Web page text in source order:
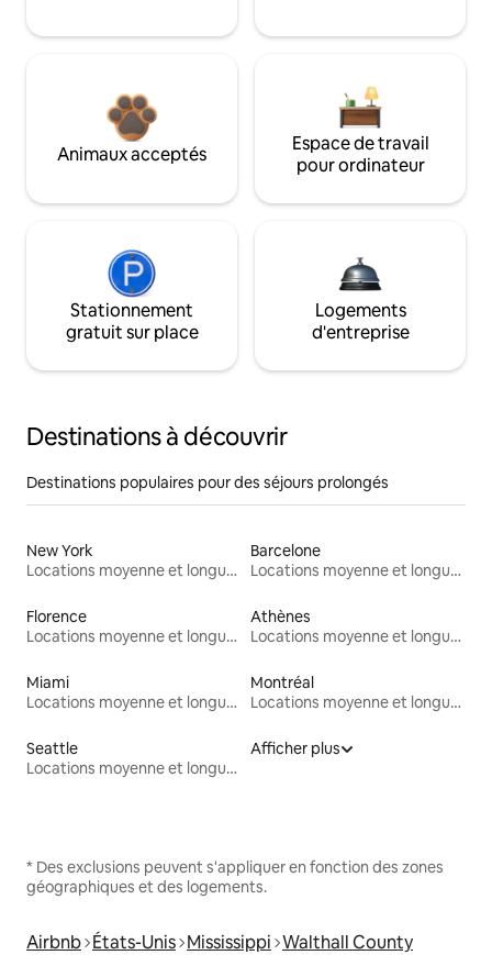
Animaux acceptés
Espace de travail
pour ordinateur
Stationnement
gratuit sur place
Logements
d'entreprise
Destinations à découvrir
Destinations populaires pour des séjours prolongés
New York
Locations moyenne et longue durée
Barcelone
Locations moyenne et longue durée
Florence
Locations moyenne et longue durée
Athènes
Locations moyenne et longue durée
Miami
Locations moyenne et longue durée
Montréal
Locations moyenne et longue durée
Seattle
Locations moyenne et longue durée
Afficher plus
* Des exclusions peuvent s'appliquer en fonction des zones
géographiques et des logements.
Airbnb États-Unis Mississippi Walthall County